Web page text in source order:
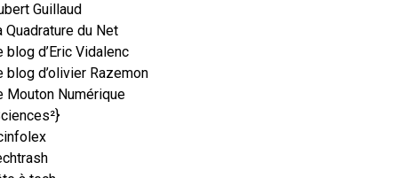
Guillaud
Quadrature du Net
blog d’Eric Vidalenc
blog d’olivier Razemon
Mouton Numérique